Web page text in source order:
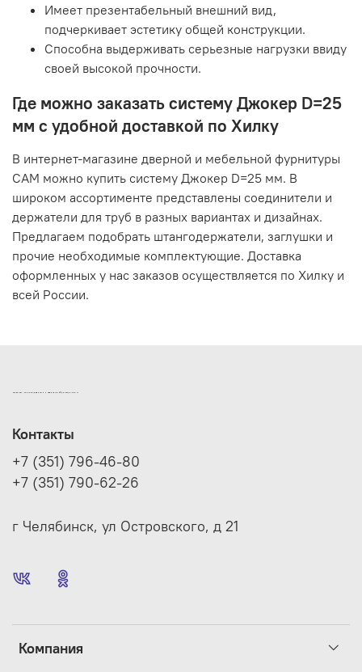
Имеет презентабельный внешний вид,
подчеркивает эстетику общей конструкции.
Способна выдерживать серьезные нагрузки ввиду
своей высокой прочности.
Где можно заказать систему Джокер D=25
мм с удобной доставкой по Хилку
В интернет-магазине дверной и мебельной фурнитуры
САМ можно купить систему Джокер D=25 мм. В
широком ассортименте представлены соединители и
держатели для труб в разных вариантах и дизайнах.
Предлагаем подобрать штангодержатели, заглушки и
прочие необходимые комплектующие. Доставка
оформленных у нас заказов осуществляется по Хилку и
всей России.
ИНТЕРНЕТ-МАГАЗИН ДВЕРНОЙ И МЕБЕЛЬНОЙ ФУРНИТУРЫ САМ
Компания
Контакты
+7 (351) 796-46-80
+7 (351) 790-62-26
г Челябинск, ул Островского, д 21